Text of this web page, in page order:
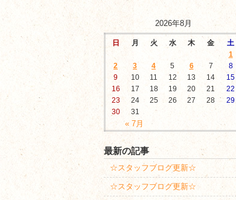
2026年8月
日 月 火 水 木 金 土
« 7月
1
2
3 4 5 6 7
8
9
10 11 12 13 14
15
16
17 18 19 20 21
22
23
24 25 26 27 28
29
30
31
最新の記事
☆スタッフブログ更新☆
☆スタッフブログ更新☆